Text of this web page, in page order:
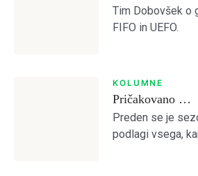
Tim Dobovšek o
FIFO in UEFO.
KOLUMNE
Pričakovano …
Preden se je
podlagi vsega,
Login